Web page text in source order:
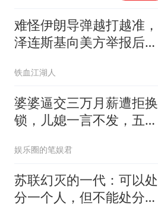
难怪伊朗导弹越打越准，
泽连斯基向美方举报后，
铁血江湖人
婆婆逼交三万月薪遭拒换
锁，儿媳一言不发，五天
娱乐圈的笔娱君
苏联幻灭的一代：可以处
分一个人，但不能处分一